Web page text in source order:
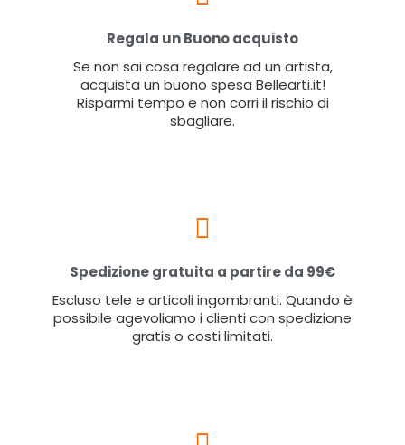
Regala un Buono acquisto
Se non sai cosa regalare ad un artista,
acquista un buono spesa Bellearti.it!
Risparmi tempo e non corri il rischio di
sbagliare.
Spedizione gratuita a partire da 99€
Escluso tele e articoli ingombranti. Quando è
possibile agevoliamo i clienti con spedizione
gratis o costi limitati.